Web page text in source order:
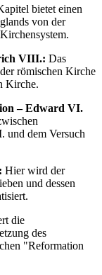
bietet einen
von der
VIII.: Das
römischen Kirche
Kirche.
– Edward VI.
und dem Versuch
Hier wird der
und dessen
die
des
"Reformation